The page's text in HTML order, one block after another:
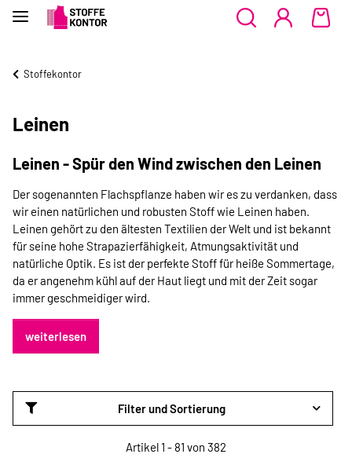
Stoffekontor
Leinen
Leinen - Spür den Wind zwischen den Leinen
Der sogenannten Flachspflanze haben wir es zu verdanken, dass
wir einen natürlichen und robusten Stoff wie Leinen haben.
Leinen gehört zu den ältesten Textilien der Welt und ist bekannt
für seine hohe Strapazierfähigkeit, Atmungsaktivität und
natürliche Optik. Es ist der perfekte Stoff für heiße Sommertage,
da er angenehm kühl auf der Haut liegt und mit der Zeit sogar
immer geschmeidiger wird.
weiterlesen
Filter und Sortierung
Artikel 1 - 81 von 382